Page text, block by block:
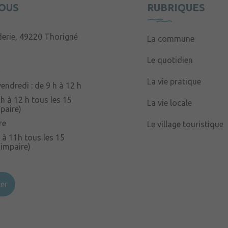
49220 Thorigné
: de 9 h à 12 h
à 12 h tous les 15
à 11h tous les 15
RUBRIQUES
La commune
Le quotidien
La vie pratique
La vie locale
Le village touristique